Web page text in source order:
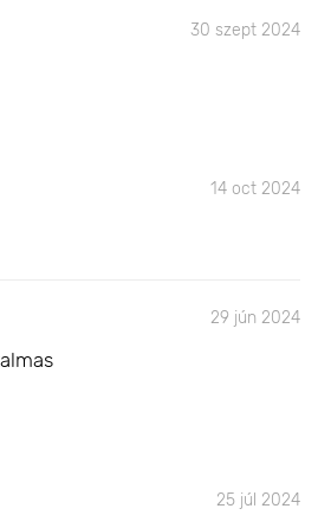
30 szept 2024
14 oct 2024
29 jún 2024
25 júl 2024